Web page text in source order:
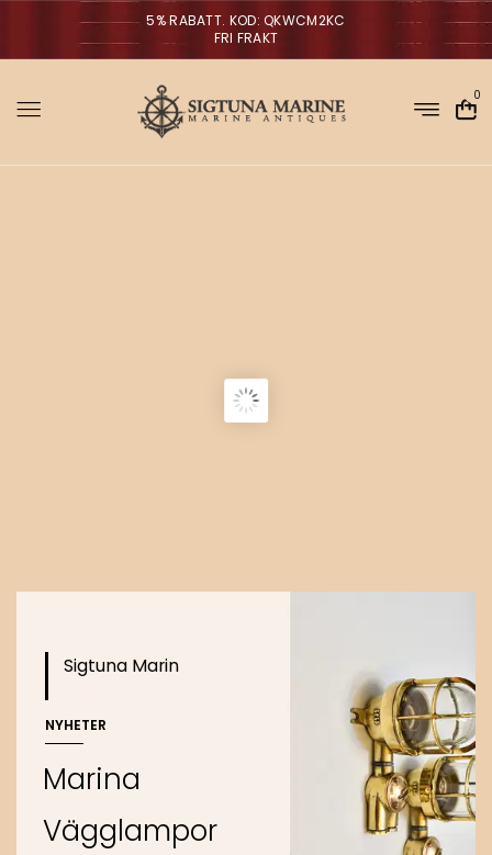
5% RABATT. KOD: QKWCM2KC
FRI FRAKT
0
Sigtuna Marin
NYHETER
Marina
Vägglampor